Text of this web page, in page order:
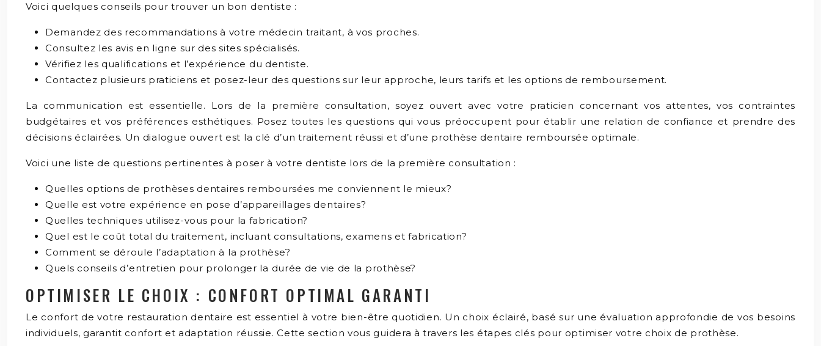
Voici quelques conseils pour trouver un bon dentiste :
Demandez des recommandations à votre médecin traitant, à vos proches.
Consultez les avis en ligne sur des sites spécialisés.
Vérifiez les qualifications et l’expérience du dentiste.
Contactez plusieurs praticiens et posez-leur des questions sur leur approche, leurs tarifs et les options de remboursement.
La communication est essentielle. Lors de la première consultation, soyez ouvert avec votre praticien concernant vos attentes, vos contraintes
budgétaires et vos préférences esthétiques. Posez toutes les questions qui vous préoccupent pour établir une relation de confiance et prendre des
décisions éclairées. Un dialogue ouvert est la clé d’un traitement réussi et d’une prothèse dentaire remboursée optimale.
Voici une liste de questions pertinentes à poser à votre dentiste lors de la première consultation :
Quelles options de prothèses dentaires remboursées me conviennent le mieux?
Quelle est votre expérience en pose d’appareillages dentaires?
Quelles techniques utilisez-vous pour la fabrication?
Quel est le coût total du traitement, incluant consultations, examens et fabrication?
Comment se déroule l’adaptation à la prothèse?
Quels conseils d’entretien pour prolonger la durée de vie de la prothèse?
OPTIMISER LE CHOIX : CONFORT OPTIMAL GARANTI
Le confort de votre restauration dentaire est essentiel à votre bien-être quotidien. Un choix éclairé, basé sur une évaluation approfondie de vos besoins
individuels, garantit confort et adaptation réussie. Cette section vous guidera à travers les étapes clés pour optimiser votre choix de prothèse.